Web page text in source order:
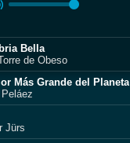
Bella
de Obeso
Más Grande del Planeta
Jürs